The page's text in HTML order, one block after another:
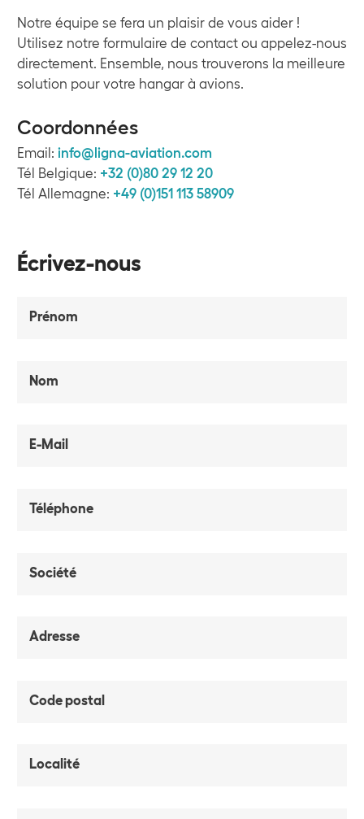
Notre équipe se fera un plaisir de vous aider !
Utilisez notre formulaire de contact ou appelez-nous
directement. Ensemble, nous trouverons la meilleure
solution pour votre hangar à avions.
Coordonnées
Email: info@ligna-aviation.com
Tél Belgique: +32 (0)80 29 12 20
Tél Allemagne: +49 (0)151 113 58909
Écrivez-nous
Prénom
Nom
E-Mail
Téléphone
Société
Adresse
Code postal
Localité